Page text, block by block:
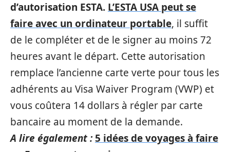
d’autorisation ESTA. L’ESTA USA peut se
faire avec un ordinateur portable, il suffit
de le compléter et de le signer au moins 72
heures avant le départ. Cette autorisation
remplace l’ancienne carte verte pour tous les
adhérents au Visa Waiver Program (VWP) et
vous coûtera 14 dollars à régler par carte
bancaire au moment de la demande.
A lire également : 5 idées de voyages à faire